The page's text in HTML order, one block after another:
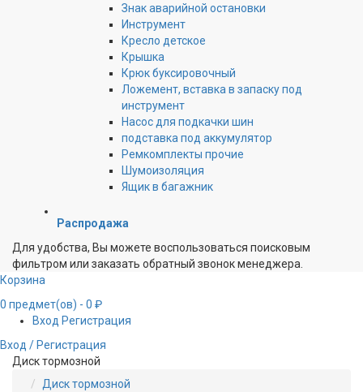
Знак аварийной остановки
Инструмент
Кресло детское
Крышка
Крюк буксировочный
Ложемент, вставка в запаску под
инструмент
Насос для подкачки шин
подставка под аккумулятор
Ремкомплекты прочие
Шумоизоляция
Ящик в багажник
Распродажа
Для удобства, Вы можете воспользоваться поисковым
фильтром или заказать обратный звонок менеджера.
Корзина
0 предмет(ов) - 0 ₽
Вход Регистрация
Вход / Регистрация
Диск тормозной
Диск тормозной